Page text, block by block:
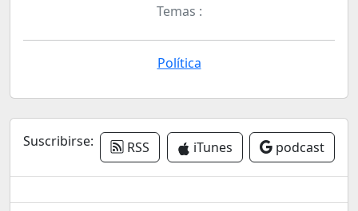
Temas :
Política
Suscribirse: RSS iTunes podcast